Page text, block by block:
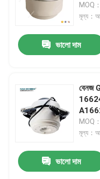
MOQ：
মূল্য：
ভালো দাম
বেনজ
MOQ：
মূল্য：
ভালো দাম